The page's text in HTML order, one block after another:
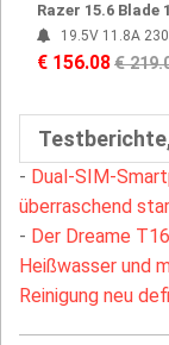
Razer 15.6 Blade
19.5V 11.8A
€ 156.08€
- Dual-SIM-
überraschend
- Der Dreame
Heißwasser und
Reinigung neu